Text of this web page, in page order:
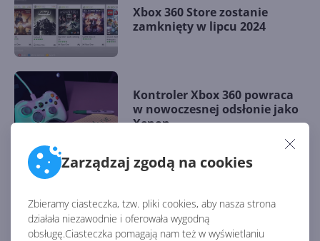
Zarządzaj zgodą na cookies
Zbieramy ciasteczka, tzw. pliki cookies, aby nasza strona
działała niezawodnie i oferowała wygodną
obsługę.Ciasteczka pomagają nam też w wyświetlaniu
Xbox 360 Store zostanie
zamknięty w lipcu 2024
Kontroler Xbox 360 powraca
w nowoczesnej odsłonie jako
Xenon
w wielu klasykach na Xbox
360